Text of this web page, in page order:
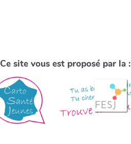
Ce site vous est proposé par la :